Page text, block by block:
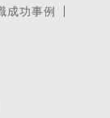
成功事例